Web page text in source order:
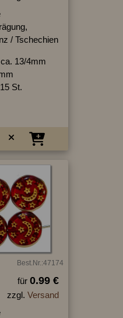
/ Tschechien
13/4mm
St.
Best.Nr.:47174
für 0.99 €
zzgl. Versand